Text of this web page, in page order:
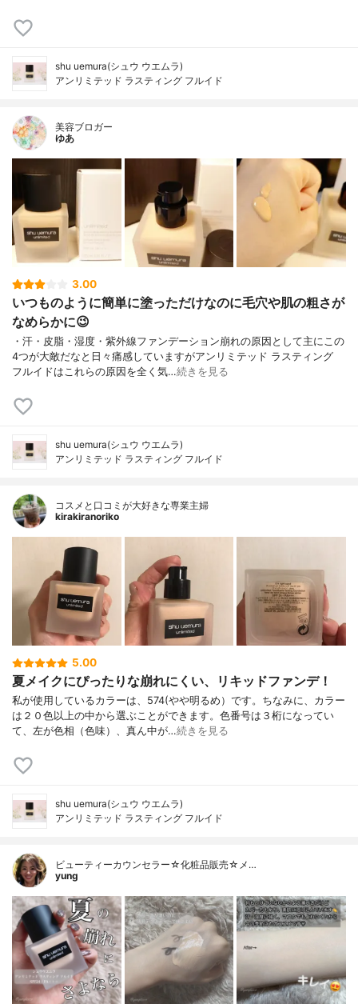
shu uemura(シュウ ウエムラ)
アンリミテッド ラスティング フルイド
美容ブロガー
ゆあ
3.00
いつものように簡単に塗っただけなのに毛穴や肌の粗さが
なめらかに😉
・汗・皮脂・湿度・紫外線ファンデーション崩れの原因として主にこの
4つが大敵だなと日々痛感していますがアンリミテッド ラスティング
フルイドはこれらの原因を全く気…続きを見る
shu uemura(シュウ ウエムラ)
アンリミテッド ラスティング フルイド
コスメと口コミが大好きな専業主婦
kirakiranoriko
5.00
夏メイクにぴったりな崩れにくい、リキッドファンデ！
私が使用しているカラーは、574(やや明るめ）です。ちなみに、カラー
は２０色以上の中から選ぶことができます。色番号は３桁になってい
て、左が色相（色味）、真ん中が…続きを見る
shu uemura(シュウ ウエムラ)
アンリミテッド ラスティング フルイド
ビューティーカウンセラー☆化粧品販売☆メ…
yung